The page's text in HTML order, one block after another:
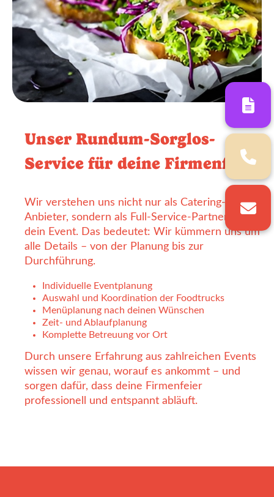
Unser Rundum-Sorglos-
Service für deine Firmenfeier
Wir verstehen uns nicht nur als Catering-
Anbieter, sondern als Full-Service-Partner für
dein Event. Das bedeutet: Wir kümmern uns um
alle Details – von der Planung bis zur
Durchführung.
Individuelle Eventplanung
Auswahl und Koordination der Foodtrucks
Menüplanung nach deinen Wünschen
Zeit- und Ablaufplanung
Komplette Betreuung vor Ort
Durch unsere Erfahrung aus zahlreichen Events
wissen wir genau, worauf es ankommt – und
sorgen dafür, dass deine Firmenfeier
professionell und entspannt abläuft.